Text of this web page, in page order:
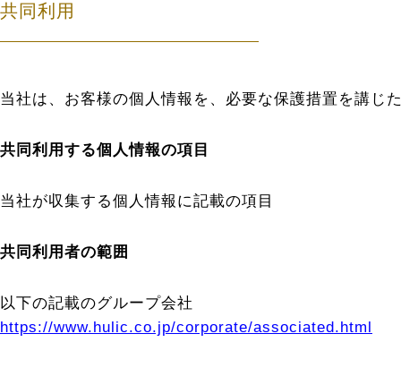
共同利用
当社は、お客様の個人情報を、必要な保護措置を講じ
共同利用する個人情報の項目
当社が収集する個人情報に記載の項目
共同利用者の範囲
以下の記載のグループ会社
https://www.hulic.co.jp/corporate/associated.html